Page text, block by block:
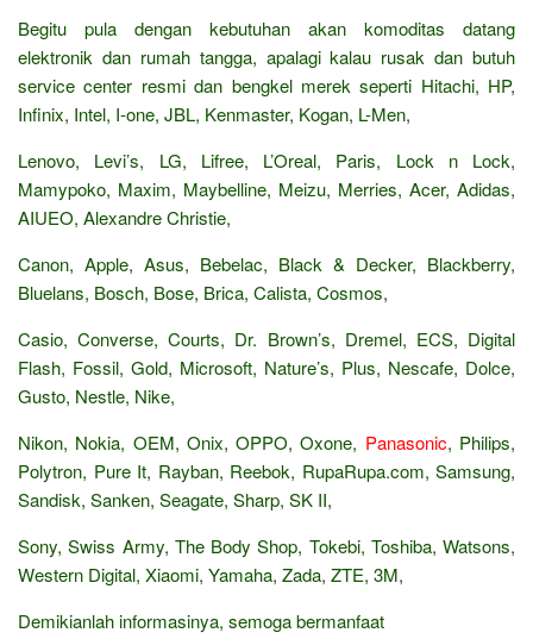
Begitu pula dengan kebutuhan akan komoditas datang
elektronik dan rumah tangga, apalagi kalau rusak dan butuh
service center resmi dan bengkel merek seperti Hitachi, HP,
Infinix, Intel, I-one, JBL, Kenmaster, Kogan, L-Men,
Lenovo, Levi’s, LG, Lifree, L’Oreal, Paris, Lock n Lock,
Mamypoko, Maxim, Maybelline, Meizu, Merries, Acer, Adidas,
AIUEO, Alexandre Christie,
Canon, Apple, Asus, Bebelac, Black & Decker, Blackberry,
Bluelans, Bosch, Bose, Brica, Calista, Cosmos,
Casio, Converse, Courts, Dr. Brown’s, Dremel, ECS, Digital
Flash, Fossil, Gold, Microsoft, Nature’s, Plus, Nescafe, Dolce,
Gusto, Nestle, Nike,
Nikon, Nokia, OEM, Onix, OPPO, Oxone, Panasonic, Philips,
Polytron, Pure It, Rayban, Reebok, RupaRupa.com, Samsung,
Sandisk, Sanken, Seagate, Sharp, SK II,
Sony, Swiss Army, The Body Shop, Tokebi, Toshiba, Watsons,
Western Digital, Xiaomi, Yamaha, Zada, ZTE, 3M,
Demikianlah informasinya, semoga bermanfaat